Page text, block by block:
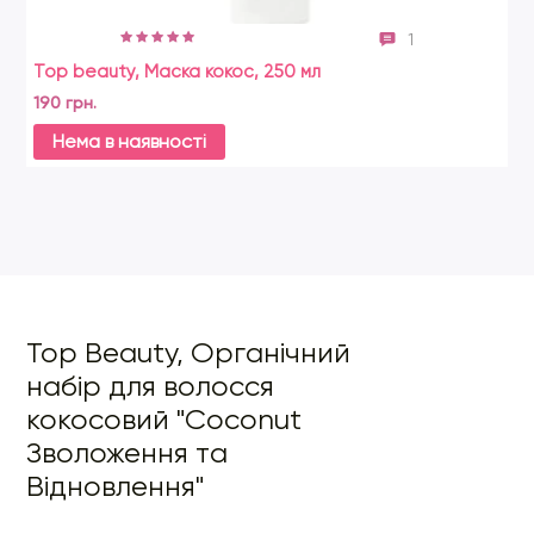
1
Top beauty, Маска кокос, 250 мл
190 грн.
Нема в наявності
Top Beauty, Органічний
набір для волосся
кокосовий "Coconut
Зволоження та
Відновлення"